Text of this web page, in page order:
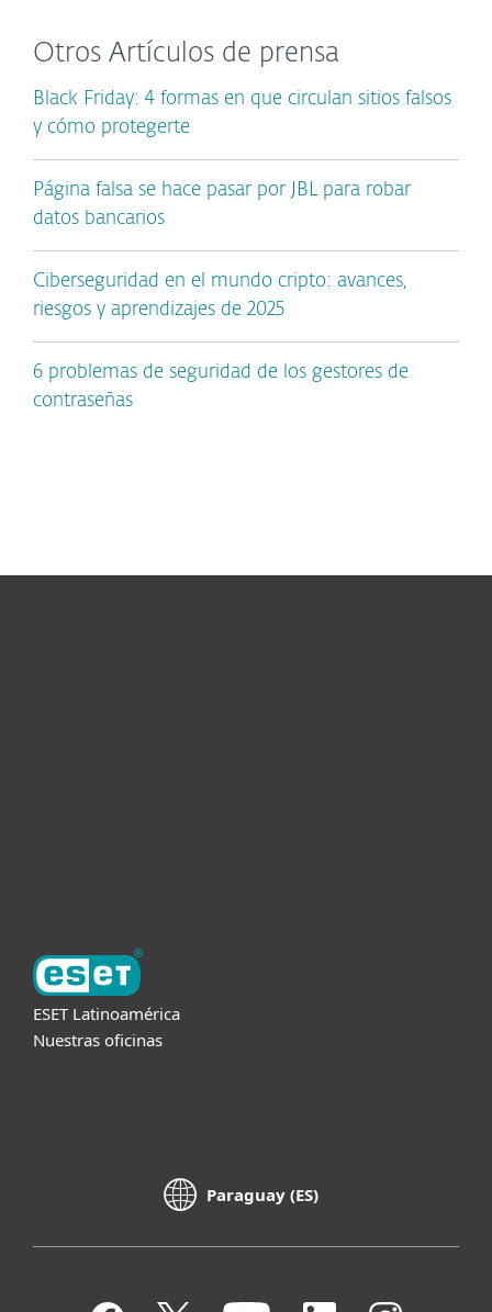
Otros Artículos de prensa
Black Friday: 4 formas en que circulan sitios falsos
y cómo protegerte
Página falsa se hace pasar por JBL para robar
datos bancarios
Ciberseguridad en el mundo cripto: avances,
riesgos y aprendizajes de 2025
6 problemas de seguridad de los gestores de
contraseñas
ESET Latinoamérica
Nuestras oficinas
Paraguay (ES)